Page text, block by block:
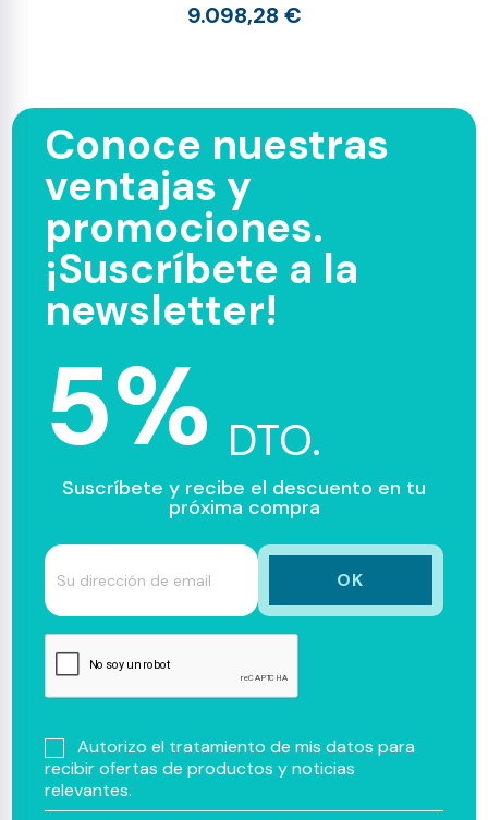
9.098,28 €
Conoce nuestras
ventajas y
promociones.
¡Suscríbete a la
newsletter!
5% DTO.
Suscríbete y recibe el descuento en tu
próxima compra
Autorizo el tratamiento de mis datos para
recibir ofertas de productos y noticias
relevantes.